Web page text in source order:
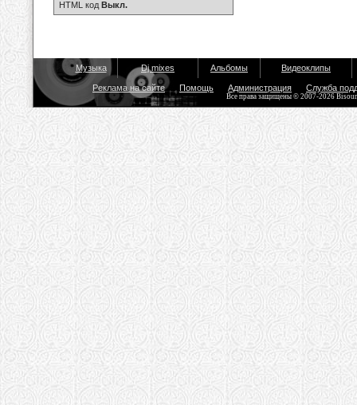
HTML код Выкл.
Музыка Dj mixes Альбомы Видеоклипы
Реклама на сайте Помощь Администрация Служба
Все права защищены © 2007-2026